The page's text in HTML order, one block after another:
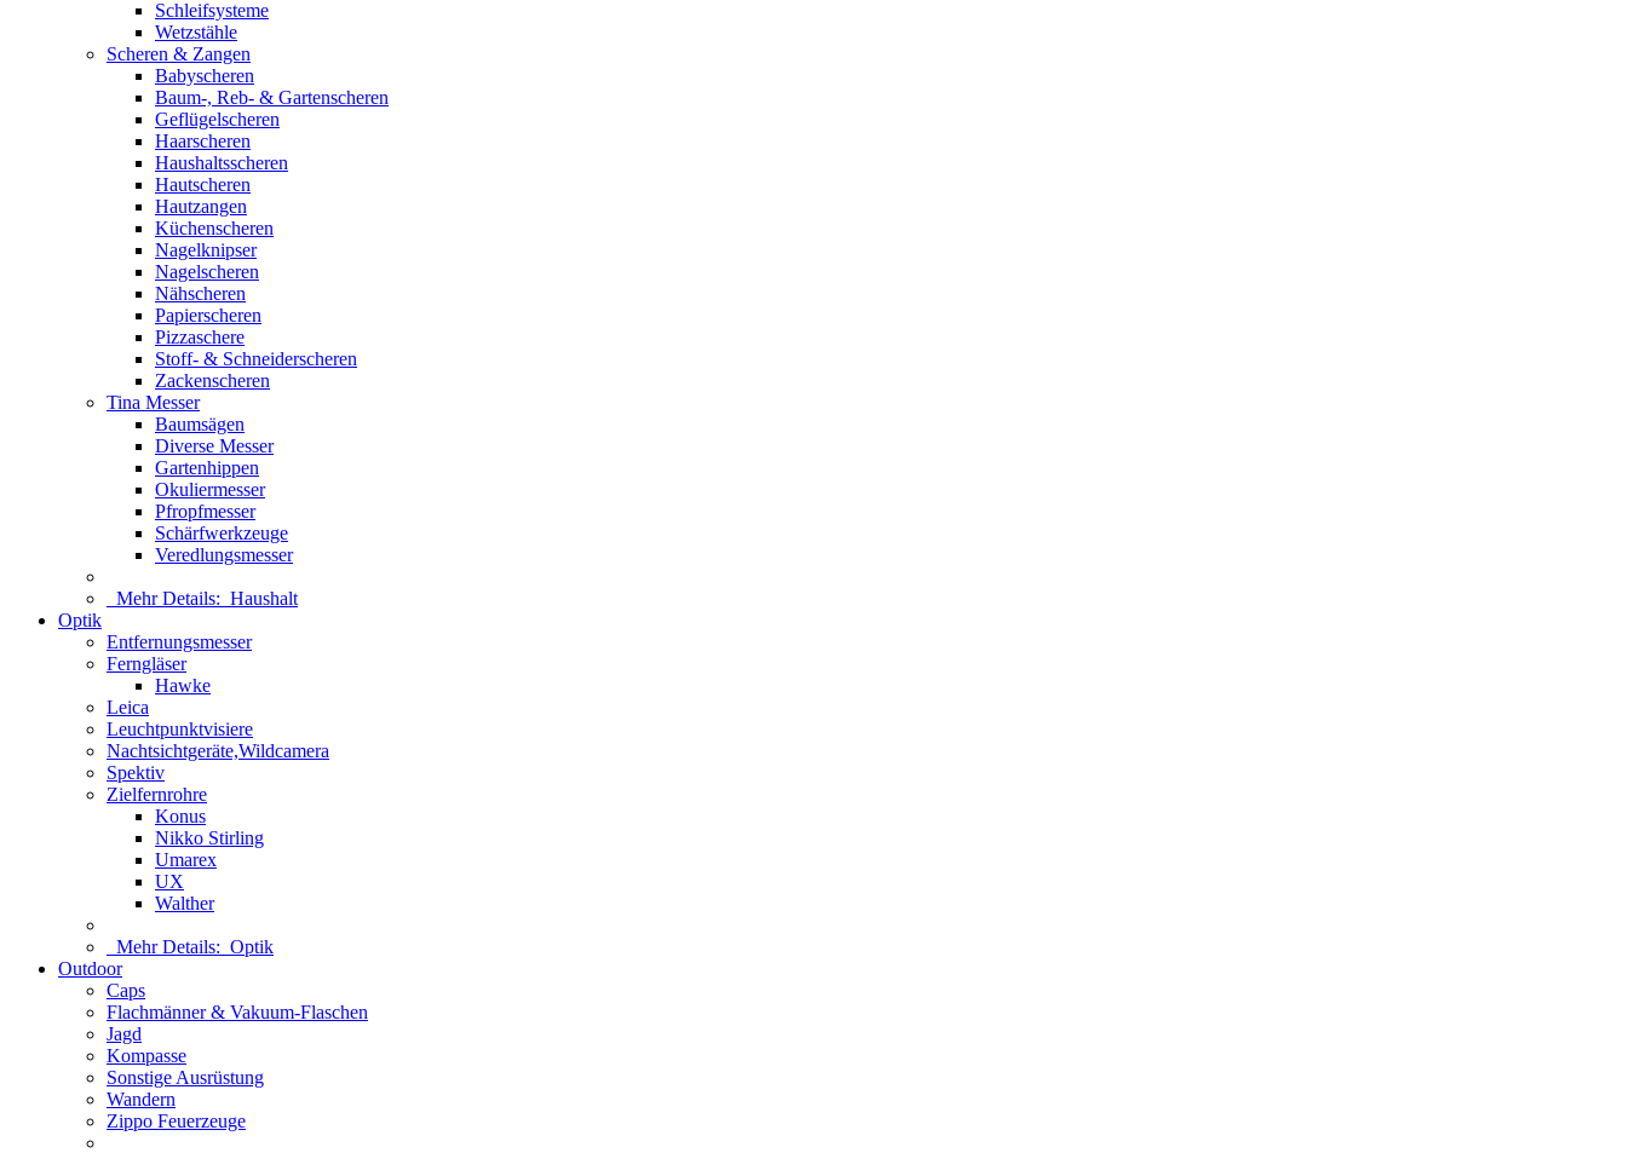
Schleifsysteme
Wetzstähle
Scheren & Zangen
Babyscheren
Baum-, Reb- & Gartenscheren
Geflügelscheren
Haarscheren
Haushaltsscheren
Hautscheren
Hautzangen
Küchenscheren
Nagelknipser
Nagelscheren
Nähscheren
Papierscheren
Pizzaschere
Stoff- & Schneiderscheren
Zackenscheren
Tina Messer
Baumsägen
Diverse Messer
Gartenhippen
Okuliermesser
Pfropfmesser
Schärfwerkzeuge
Veredlungsmesser
Mehr Details: Haushalt
Optik
Entfernungsmesser
Ferngläser
Hawke
Leica
Leuchtpunktvisiere
Nachtsichtgeräte,Wildcamera
Spektiv
Zielfernrohre
Konus
Nikko Stirling
Umarex
UX
Walther
Mehr Details: Optik
Outdoor
Caps
Flachmänner & Vakuum-Flaschen
Jagd
Kompasse
Sonstige Ausrüstung
Wandern
Zippo Feuerzeuge